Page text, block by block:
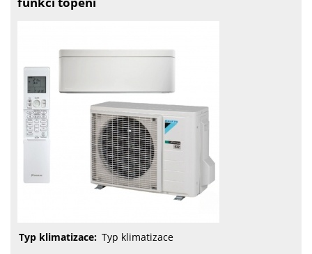
Typ klimatizace: Typ klimatizace